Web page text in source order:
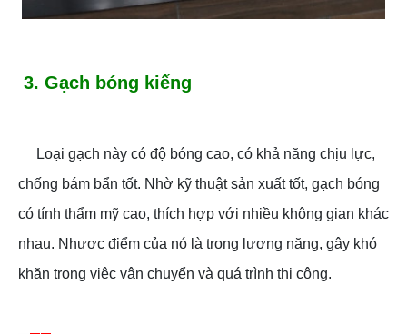
3. Gạch bóng kiếng
Loại gạch này có độ bóng cao, có khả năng chịu lực,
chống bám bẩn tốt. Nhờ kỹ thuật sản xuất tốt, gạch bóng
có tính thẩm mỹ cao, thích hợp với nhiều không gian khác
nhau. Nhược điểm của nó là trọng lượng nặng, gây khó
khăn trong việc vận chuyển và quá trình thi công.